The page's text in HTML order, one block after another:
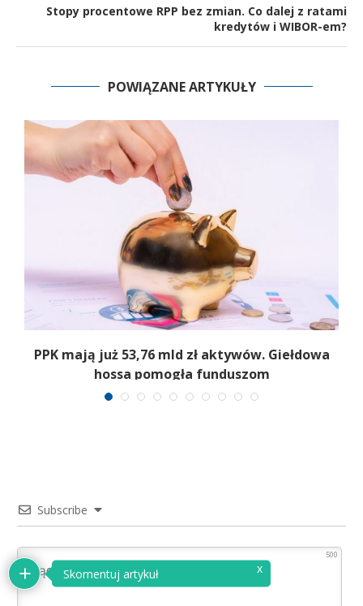
Stopy procentowe RPP bez zmian. Co dalej z ratami
kredytów i WIBOR-em?
POWIĄZANE ARTYKUŁY
PPK mają już 53,76 mld zł aktywów. Giełdowa
hossa pomogła funduszom
Subscribe
500
Skomentuj artykuł x